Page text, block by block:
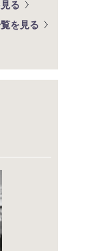
る
を見る